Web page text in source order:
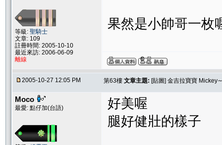
等級: 聖騎士
文章: 109
註冊時間: 2005-10-10
最近來訪: 2006-06-09
離線
果然是小帥哥一枚
2005-10-27 12:05 PM 第63樓 文章主題: [貼圖] 金吉拉寶寶
Moco
最愛: 點仔加(台語)
好美喔
腿好健壯的樣子